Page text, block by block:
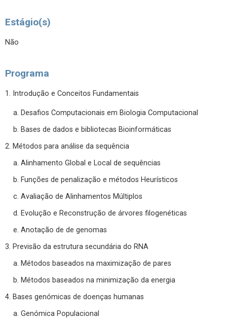
Estágio(s)
Não
Programa
1. Introdução e Conceitos Fundamentais
a. Desafios Computacionais em Biologia Computacional
b. Bases de dados e bibliotecas Bioinformáticas
2. Métodos para análise da sequência
a. Alinhamento Global e Local de sequências
b. Funções de penalização e métodos Heurísticos
c. Avaliação de Alinhamentos Múltiplos
d. Evolução e Reconstrução de árvores filogenéticas
e. Anotação de de genomas
3. Previsão da estrutura secundária do RNA
a. Métodos baseados na maximização de pares
b. Métodos baseados na minimização da energia
4. Bases genómicas de doenças humanas
a. Genómica Populacional